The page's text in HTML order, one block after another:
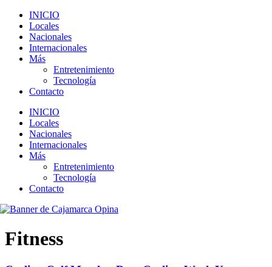
INICIO
Locales
Nacionales
Internacionales
Más
Entretenimiento
Tecnología
Contacto
INICIO
Locales
Nacionales
Internacionales
Más
Entretenimiento
Tecnología
Contacto
Fitness